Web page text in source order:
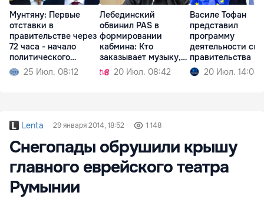
Мунтяну: Первые
отставки в
правительстве через
72 часа - начало
политического
кризиса
25 Июл. 08:12
Лебединский
обвинил PAS в
формировании
кабмина: Кто
заказывает музыку,
тот и танцует
20 Июл. 08:42
Василе Тофан
представил
программу
деятельности
правительства
20 Июл. 14:08
Lenta 29 января 2014, 18:52 1 148
Снегопады обрушили крышу
главного еврейского театра
Румынии